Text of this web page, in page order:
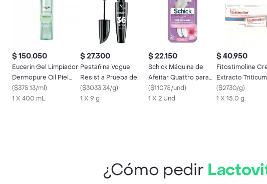
$ 150.050
Eucerin Gel Limpiador
Dermopure Oil Piel
Grasa y con Impurezas
($375.13/ml)
1 X 400 mL
$ 27.300
Pestañina Vogue
Resist a Prueba de
Agua Negro 9 g
($3033.34/g)
1 X 9 g
$ 22.150
Schick Máquina de
Afeitar Quattro para
Mujer
($11075/und)
1 X 2 Und
$ 40.950
Fitostimoline
Extracto Triticum
Vulgare 15%
($2730/g)
1 X 15.0 g
¿Cómo pedir